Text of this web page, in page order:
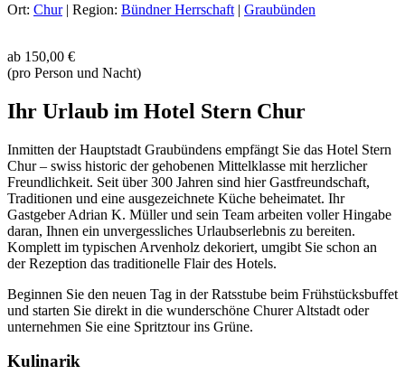
Ort: Chur| Region: Bündner Herrschaft | Graubünden
ab 150,00 €
(pro Person und Nacht)
Ihr Urlaub im Hotel Stern Chur
Inmitten der Hauptstadt Graubündens empfängt Sie das Hotel Stern
Chur – swiss historic der gehobenen Mittelklasse mit herzlicher
Freundlichkeit. Seit über 300 Jahren sind hier Gastfreundschaft,
Traditionen und eine ausgezeichnete Küche beheimatet. Ihr
Gastgeber Adrian K. Müller und sein Team arbeiten voller Hingabe
daran, Ihnen ein unvergessliches Urlaubserlebnis zu bereiten.
Komplett im typischen Arvenholz dekoriert, umgibt Sie schon an
der Rezeption das traditionelle Flair des Hotels.
Beginnen Sie den neuen Tag in der Ratsstube beim Frühstücksbuffet
und starten Sie direkt in die wunderschöne Churer Altstadt oder
unternehmen Sie eine Spritztour ins Grüne.
Kulinarik